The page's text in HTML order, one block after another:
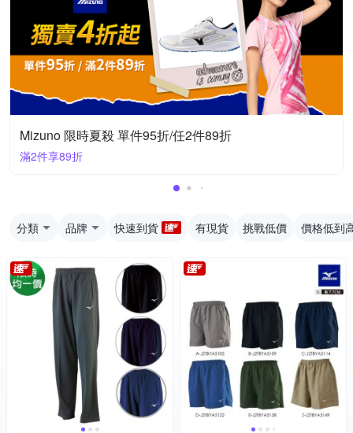
Mizuno 限時夏殺 單件95折/任2件89折
滿2件享89折
分類 品牌 快速到貨 有現貨 挑戰低價 價格低到